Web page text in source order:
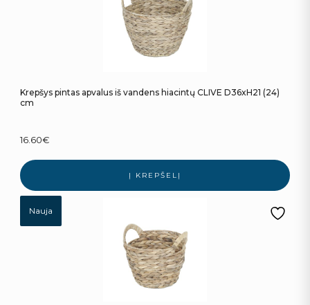
Krepšys pintas apvalus iš vandens hiacintų CLIVE D36xH21 (24)
cm
16.60€
Į KREPŠELĮ
Nauja